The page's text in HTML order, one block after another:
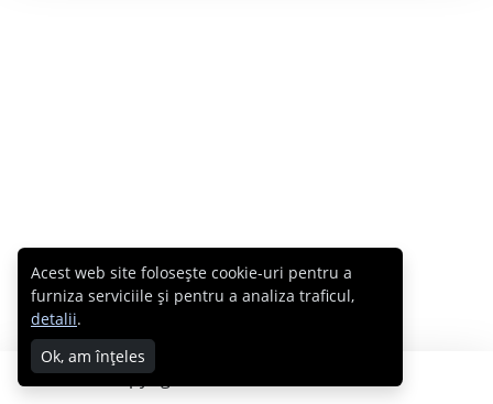
Copyright © 2007 - 2026 Cabral.ro
Acest web site folosește cookie-uri pentru a
furniza serviciile și pentru a analiza traficul,
detalii.
Ok, am înțeles